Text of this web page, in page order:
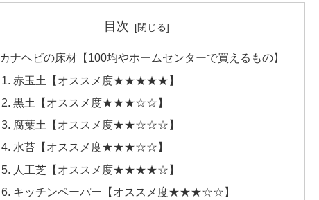
目次
カナヘビの床材【100均やホームセンターで買えるもの】
赤玉土【オススメ度★★★★★】
黒土【オススメ度★★★☆☆】
腐葉土【オススメ度★★☆☆☆】
水苔【オススメ度★★★☆☆】
人工芝【オススメ度★★★★☆】
キッチンペーパー【オススメ度★★★☆☆】